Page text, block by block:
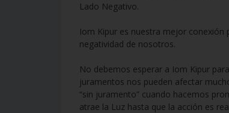
Lado Negativo.
Iom Kipur es nuestra mejor
negatividad de nosotros.
No debemos esperar a Iom Kipur
juramentos nos pueden afectar
“sin juramento” cuando hacemos
atrae la Luz hasta que la acción es